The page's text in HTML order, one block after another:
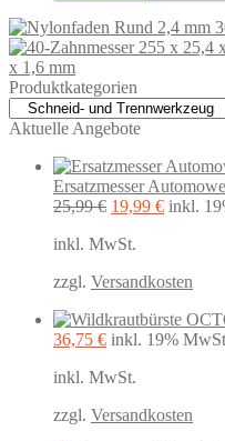
x 1,6 mm
Produktkategorien
Aktuelle Angebote
Ersatzmesser
25,99€ Ursprünglicher
war:
19,99 € inkl.
inkl. MwSt.
zzgl. Versandkosten
Ursprünglicher
war:
36,75 €Aktueller
ist:
inkl. 19%
inkl. MwSt.
zzgl. Versandkosten